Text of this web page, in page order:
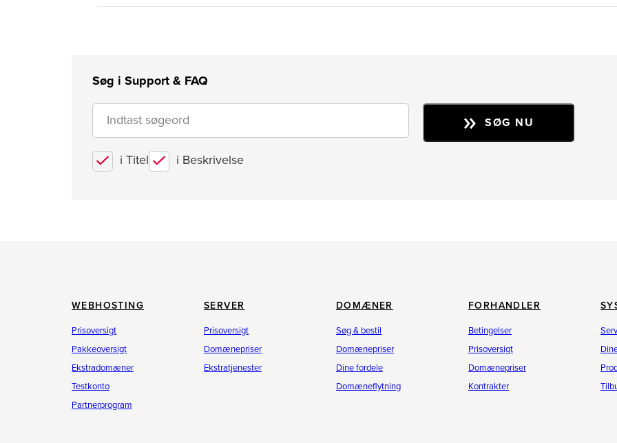
Søg i Support & FAQ
i Titel i Beskrivelse
SØG NU
WEBHOSTING
Prisoversigt
Pakkeoversigt
Ekstradomæner
Testkonto
Partnerprogram
SERVER
Prisoversigt
Domænepriser
Ekstratjenester
DOMÆNER
Søg & bestil
Domænepriser
Dine fordele
Domæneflytning
FORHANDLER
Betingelser
Prisoversigt
Domænepriser
Kontrakter